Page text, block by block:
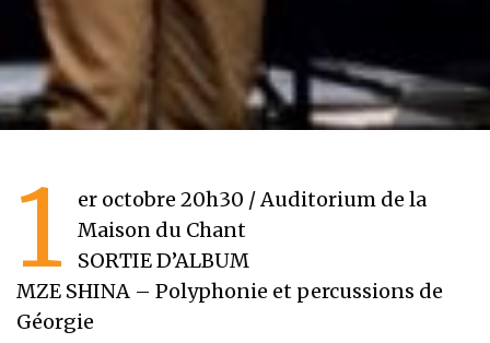
1
er octobre 20h30 / Auditorium de la
Maison du Chant
SORTIE D’ALBUM
MZE SHINA – Polyphonie et percussions de
Géorgie